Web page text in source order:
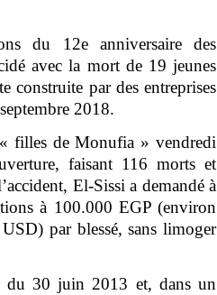
du 12e anniversaire des
avec la mort de 19 jeunes
construite par des entreprises
2018.
filles de Monufia » vendredi
faisant 116 morts et
El-Sissi a demandé à
à 100.000 EGP (environ
par blessé, sans limoger
du 30 juin 2013 et, dans un